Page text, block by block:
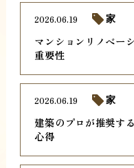
マンションリノベー
重要性
2026.06.19 家
建築のプロが推奨す
心得
2026.06.19 家